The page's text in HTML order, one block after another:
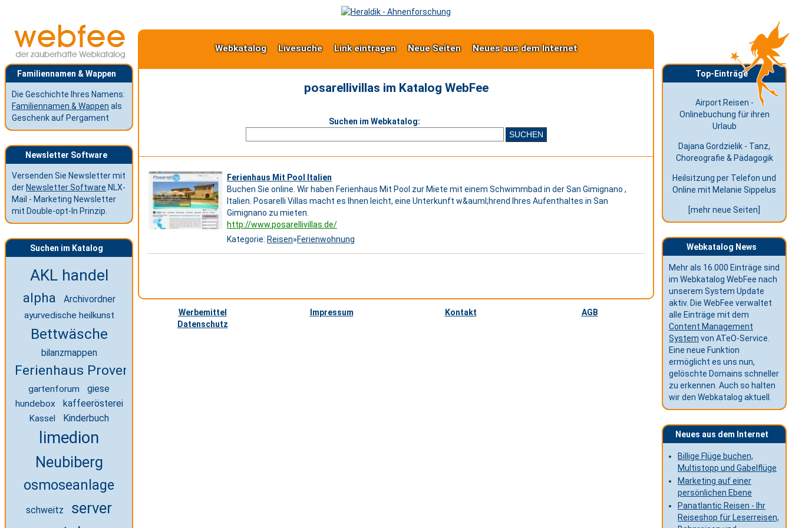
Familiennamen & Wappen
Die Geschichte Ihres Namens:
Familiennamen & Wappen als
Geschenk auf Pergament
Newsletter Software
Versenden Sie Newsletter mit
der Newsletter Software NLX-
Mail - Marketing Newsletter
mit Double-opt-In Prinzip.
Suchen im Katalog
AKL handel
alpha
Archivordner
ayurvedische heilkunst
Bettwäsche
bilanzmappen
Ferienhaus Provence
gartenforum giese
hundebox kaffeerösterei
Kassel Kinderbuch
limedion
Neubiberg
osmoseanlage
schweitz server
Webkatalog Livesuche Link eintragen Neue Seiten Neues aus dem Internet
posarellivillas im Katalog WebFee
Suchen im Webkatalog:
Ferienhaus Mit Pool Italien
Buchen Sie online. Wir haben Ferienhaus Mit Pool zur Miete mit einem Schwimmbad in der San Gimignano ,
Italien. Posarelli Villas macht es Ihnen leicht, eine Unterkunft w&auml;hrend Ihres Aufenthaltes in San
Gimignano zu mieten.
http://www.posarellivillas.de/
Kategorie: Reisen»Ferienwohnung
Werbemittel Impressum Kontakt
AGB
Datenschutz
Top-Einträge
Airport.Reisen -
Onlinebuchung für ihren
Urlaub
Dajana Gordzielik - Tanz,
Choreografie & Pädagogik
Heilsitzung per Telefon und
Online mit Melanie Sippelus
[mehr neue Seiten]
Webkatalog News
Mehr als 16.000 Einträge sind
im Webkatalog WebFee nach
unserem System Update
aktiv. Die WebFee verwaltet
alle Einträge mit dem
Content Management
System von ATeO-Service.
Eine neue Funktion
ermöglicht es uns nun,
gelöschte Domains schneller
zu erkennen. Auch so halten
wir den Webkatalog aktuell.
Neues aus dem Internet
Billige Flüge buchen,
Multistopp und Gabelflüge
Marketing auf einer
persönlichen Ebene
Panatlantic Reisen - Ihr
Reiseshop für Leserreisen,